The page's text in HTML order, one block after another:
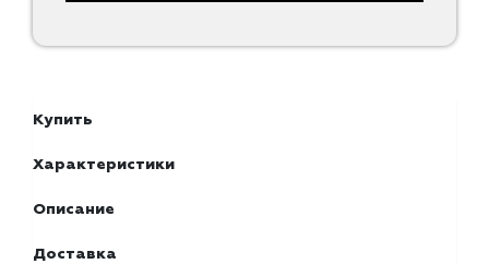
Купить
Характеристики
Описание
Доставка